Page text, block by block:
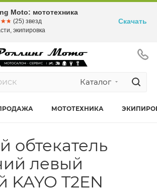
Каталог
МОТОТЕХНИКА
обтекатель
левый
T2EN
Moto: мототехника
(25) звезд
экипировка
Скачать